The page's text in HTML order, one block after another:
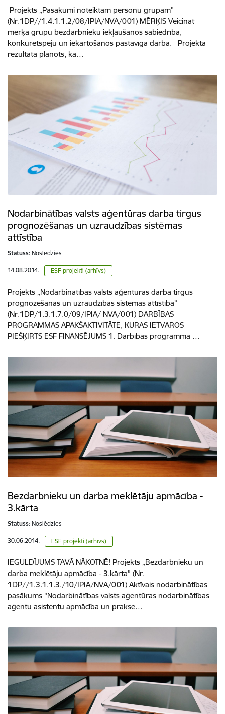
Projekts „Pasākumi noteiktām personu grupām”
(Nr.1DP//1.4.1.1.2/08/IPIA/NVA/001) MĒRĶIS Veicināt
mērķa grupu bezdarbnieku iekļaušanos sabiedrībā,
konkurētspēju un iekārtošanos pastāvīgā darbā. Projekta
rezultātā plānots, ka…
Nodarbinātības valsts aģentūras darba tirgus
prognozēšanas un uzraudzības sistēmas
attīstība
Statuss: Noslēdzies
14.08.2014. ESF projekti (arhīvs)
Projekts „Nodarbinātības valsts aģentūras darba tirgus
prognozēšanas un uzraudzības sistēmas attīstība”
(Nr.1DP/1.3.1.7.0/09/IPIA/ NVA/001) DARBĪBAS
PROGRAMMAS APAKŠAKTIVITĀTE, KURAS IETVAROS
PIEŠĶIRTS ESF FINANSĒJUMS 1. Darbības programma …
Bezdarbnieku un darba meklētāju apmācība -
3.kārta
Statuss: Noslēdzies
30.06.2014. ESF projekti (arhīvs)
IEGULDĪJUMS TAVĀ NĀKOTNĒ! Projekts „Bezdarbnieku un
darba meklētāju apmācība - 3.kārta” (Nr.
1DP//1.3.1.1.3./10/IPIA/NVA/001) Aktīvais nodarbinātības
pasākums "Nodarbinātības valsts aģentūras nodarbinātības
aģentu asistentu apmācība un prakse…